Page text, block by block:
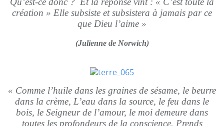
création » Elle subsiste et subsistera à jamais par ce
que Dieu l’aime »
(Julienne de Norwich)
« Comme l’huile dans les graines de sésame, le beurre
dans la crème, L’eau dans la source, le feu dans le
bois, le Seigneur de l’amour, le moi demeure dans
toutes les profondeurs de la conscience. Prends